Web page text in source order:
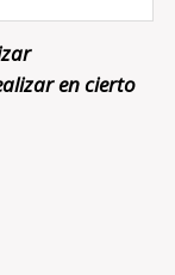
en cierto